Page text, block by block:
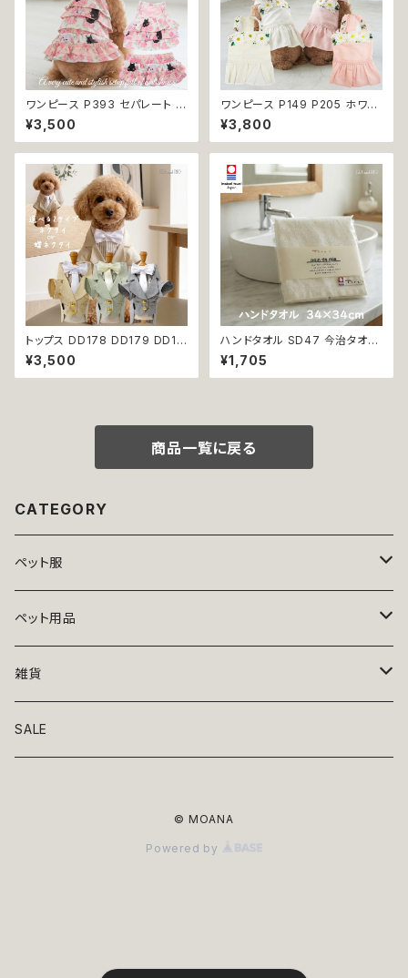
ワンピース P393 セパレート セ
ットアップ ツーピース ハンドメ
イド ピンク バラ 犬 犬服 猫服
小型 猫 服 洋服 ペット dog ド
料無料 返品交換不可
¥3,500
ワンピース P149 P205 ホワイ
ト ピンク フラワー ハンドメイド
Bee パステル コットン dog ウ
ェア ドッグ ウェア ドッグウエア
の洋服 洋服 小型犬 中型犬 女
の子 スカート 花 蜂 ストーン ビ
ジュー アップリケ かわいい 可
愛い おしゃれ 送料無料 返品交
換不可
¥3,800
トップス DD178 DD179 DD18
0 タキシード スーツ フォーマル
蝶ネクタイ ネクタイ リボン 犬
猫 ペット 服 犬の服 猫の服 犬
¥3,500
ハンドタオル SD47 今治タオル
タオル 34×34cm Imabari Tir
er 白 アイボリー ラムコ糸 イン
ド綿 贅沢タオル 高級 シンプル
¥1,705
商品一覧に戻る
CATEGORY
ペット服
トップス
ニット
アロハ
ボトムス
ワンピース
ペット用品
ベッド
リード・首輪
雑貨
アート
SALE
© MOANA
Powered by